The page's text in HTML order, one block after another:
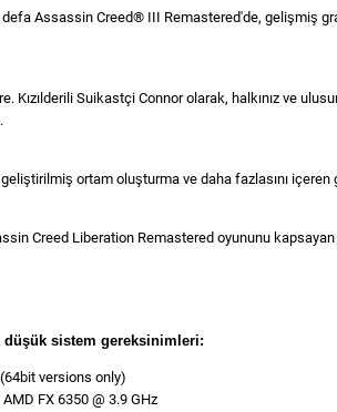
Assassin Creed® III Remastered'de, gelişmiş
Kızılderili Suikastçi Connor olarak, halkınız ve
ortam oluşturma ve daha fazlasını
Creed Liberation Remastered oyununu
sistem gereksinimleri:
versions only)
FX 6350 @ 3.9 GHz